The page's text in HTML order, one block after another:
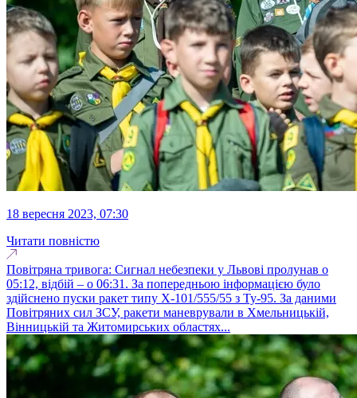
18 вересня 2023, 07:30
Читати повністю
Повітряна тривога: Сигнал небезпеки у Львові пролунав о
05:12, відбій – о 06:31. За попередньою інформацією було
здійснено пуски ракет типу Х-101/555/55 з Ту-95. За даними
Повітряних сил ЗСУ, ракети маневрували в Хмельницькій,
Вінницькій та Житомирських областях...